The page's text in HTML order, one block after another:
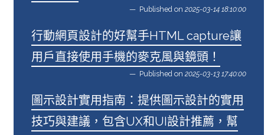
Published on 2025-03-14 18:10:00
行動網頁設計的好幫手HTML capture讓
用戶直接使用手機的麥克風與鏡頭！
Published on 2025-03-13 17:40:00
圖示設計實用指南：提供圖示設計的實用
技巧與建議，包含UX和UI設計推薦，幫